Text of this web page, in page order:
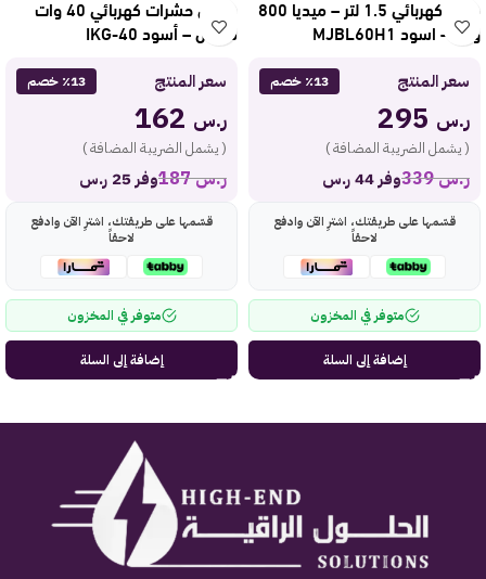
خلاط كهربائي 1.5 لتر – ميديا 800
وات – اسود MJBL60H1
سعر المنتج ٪13 خصم
ر.س
( يشمل الضريبة المضافة )
ر.س339 وفر 44 ر.س
قسّمها على طريقتك، اشترِ الآن وادفع
لاحقاً
متوفر في المخزون
إضافة إلى السلة
صاعق حشرات كهربائي 40 وات
دوتس – أسود IKG-40
سعر المنتج ٪13 خصم
ر.س
( يشمل الضريبة المضافة )
ر.س187 وفر 25 ر.س
قسّمها على طريقتك، اشترِ الآن وادفع
لاحقاً
متوفر في المخزون
إضافة إلى السلة